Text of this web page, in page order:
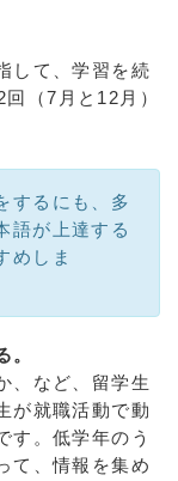
して、学習を続
（7月と12月）
するにも、多
語が上達する
めしま
。
、など、留学生
が就職活動で動
す。低学年のう
て、情報を集め